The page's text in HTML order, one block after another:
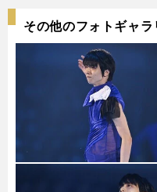
その他のフォトギャラ